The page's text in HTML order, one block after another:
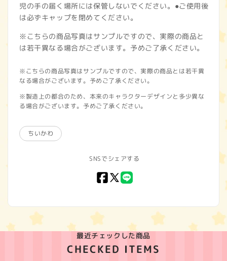
児の手の届く場所には保管しないでください。●ご使用後
は必ずキャップを閉めてください。
※こちらの商品写真はサンプルですので、実際の商品と
は若干異なる場合がございます。予めご了承ください。
※こちらの商品写真はサンプルですので、実際の商品とは若干異
なる場合がございます。予めご了承ください。
※製造上の都合のため、本来のキャラクターデザインと多少異な
る場合がございます。予めご了承ください。
ちいかわ
SNSでシェアする
Facebook
X
LINE
最近チェックした商品
CHECKED ITEMS